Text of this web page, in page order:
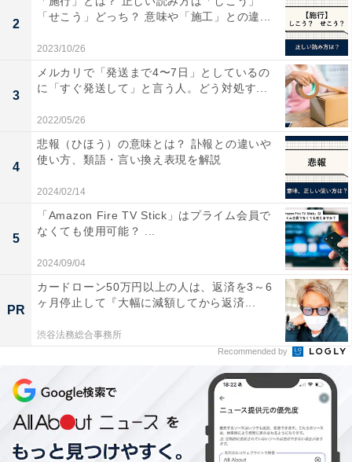
との比較などを総合した指標を表示してくれます。
2. Amazonが販売・発送する商品だけを表示する
「AmazonSeller Filter」
「AmazonSeller Filter」は、Amazon公式サイト
（amazon.co.jp）の商品検索結果を「Amazonが販売・
発送する商品」に絞って表示してくれるGoogle Chrome
の機能拡張です。
2
「せこう」どっち？ 意味や「施工」との違...
2023/10/26
3
メルカリで「発送まで4〜7日」としているの
に「すぐ発送して」と言う人。どう対処す...
2022/05/26
4
悲報（ひほう）の意味とは？ 訃報との違いや
使い方、類語・言い換え表現を解説
2024/02/14
5
「Amazon Fire TV Stick」はプライム会員で
なくても使用可能？ ...
2024/09/04
PR
カードローン50万円以上の人は、返済を3～6
ヶ月停止して『大幅に減額してから返済...
渋谷法務総合事務所
Recommended by